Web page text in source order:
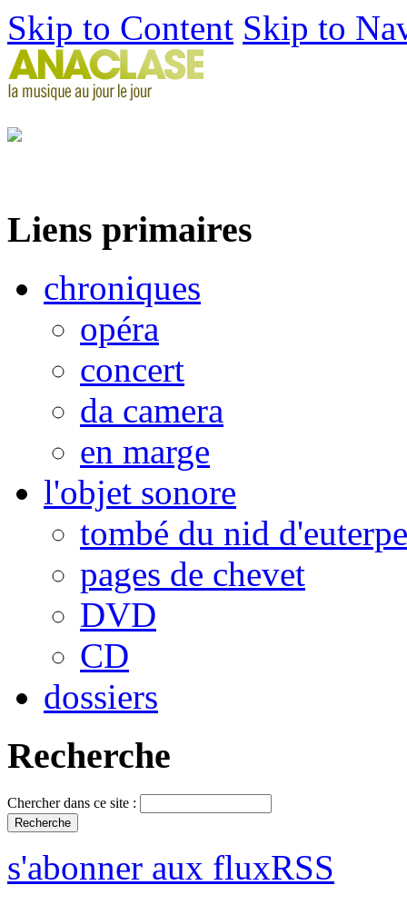
Skip to Content Skip to
Liens primaires
chroniques
opéra
concert
da camera
en marge
l'objet sonore
tombé du nid d'euterpe
pages de chevet
DVD
CD
dossiers
Recherche
Chercher dans ce site :
s'abonner aux fluxRSS